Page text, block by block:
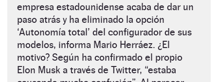
empresa estadounidense acaba de dar un
paso atrás y ha eliminado la opción
‘Autonomía total’ del configurador de sus
modelos, informa Mario Herráez. ¿El
motivo? Según ha confirmado el propio
Elon Musk a través de Twitter, “estaba